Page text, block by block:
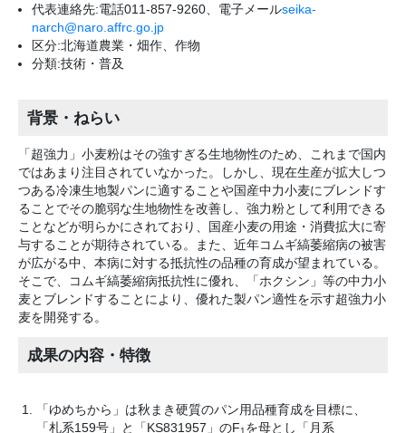
代表連絡先:電話011-857-9260、電子メールseika-
narch@naro.affrc.go.jp
区分:北海道農業・畑作、作物
分類:技術・普及
背景・ねらい
「超強力」小麦粉はその強すぎる生地物性のため、これまで国内
ではあまり注目されていなかった。しかし、現在生産が拡大しつ
つある冷凍生地製パンに適することや国産中力小麦にブレンドす
ることでその脆弱な生地物性を改善し、強力粉として利用できる
ことなどが明らかにされており、国産小麦の用途・消費拡大に寄
与することが期待されている。また、近年コムギ縞萎縮病の被害
が広がる中、本病に対する抵抗性の品種の育成が望まれている。
そこで、コムギ縞萎縮病抵抗性に優れ、「ホクシン」等の中力小
麦とブレンドすることにより、優れた製パン適性を示す超強力小
麦を開発する。
成果の内容・特徴
「ゆめちから」は秋まき硬質のパン用品種育成を目標に、
「札系159号」と「KS831957」のF を母とし「月系